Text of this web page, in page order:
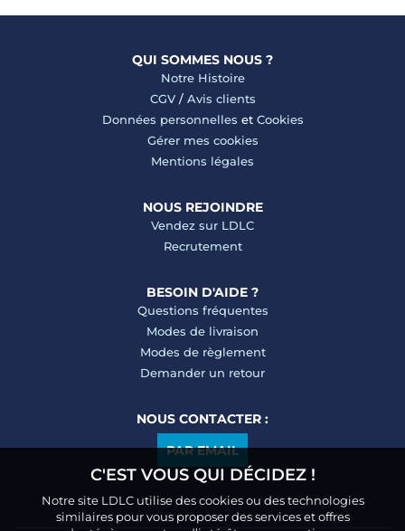
QUI SOMMES NOUS ?
Notre Histoire
CGV/ Avis clients
Données personnelles et Cookies
Gérer mes cookies
Mentions légales
NOUS REJOINDRE
Vendez sur LDLC
Recrutement
BESOIN D'AIDE ?
Questions fréquentes
Modes de livraison
Modes de règlement
Demander un retour
NOUS CONTACTER :
PAR EMAIL
C'EST VOUS QUI DÉCIDEZ !
Notre site LDLC utilise des cookies ou des technologies
similaires pour vous proposer des services et offres